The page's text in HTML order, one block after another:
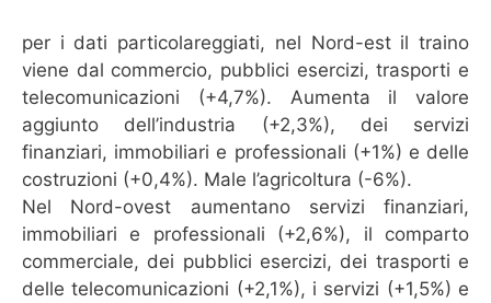
per i dati particolareggiati, nel Nord-est il traino
viene dal commercio, pubblici esercizi, trasporti e
telecomunicazioni (+4,7%). Aumenta il valore
aggiunto dell’industria (+2,3%), dei servizi
finanziari, immobiliari e professionali (+1%) e delle
costruzioni (+0,4%). Male l’agricoltura (-6%).
Nel Nord-ovest aumentano servizi finanziari,
immobiliari e professionali (+2,6%), il comparto
commerciale, dei pubblici esercizi, dei trasporti e
delle telecomunicazioni (+2,1%), i servizi (+1,5%) e